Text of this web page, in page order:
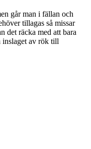
går man i fällan och
tillagas så missar
det räcka med att bara
inslaget av rök till